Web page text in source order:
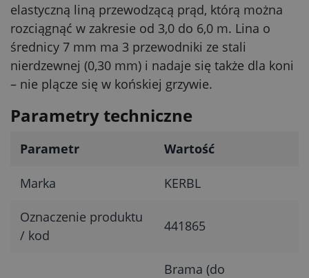
elastyczną liną przewodzącą prąd, którą można
rozciągnąć w zakresie od 3,0 do 6,0 m. Lina o
średnicy 7 mm ma 3 przewodniki ze stali
nierdzewnej (0,30 mm) i nadaje się także dla koni
– nie plącze się w końskiej grzywie.
Parametry techniczne
Parametr Wartość
Marka KERBL
Oznaczenie produktu
/ kod
441865
Brama (do